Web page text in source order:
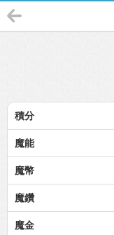
積分
魔能
魔幣
魔鑽
魔金